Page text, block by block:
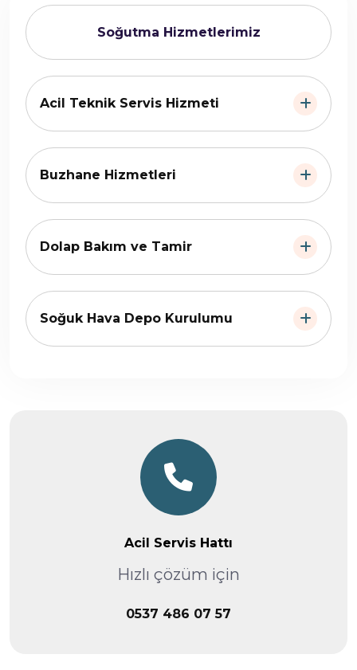
Soğutma Hizmetlerimiz
Acil Teknik Servis Hizmeti
Buzhane Hizmetleri
Dolap Bakım ve Tamir
Soğuk Hava Depo Kurulumu
Acil Servis Hattı
Hızlı çözüm için
0537 486 07 57